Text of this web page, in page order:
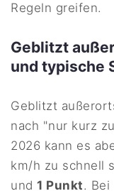
Regeln greifen.
Geblitzt
und typische
Geblitzt
nach "nur kurz
2026 kann es
km/h zu schnell
und1 Punkt.